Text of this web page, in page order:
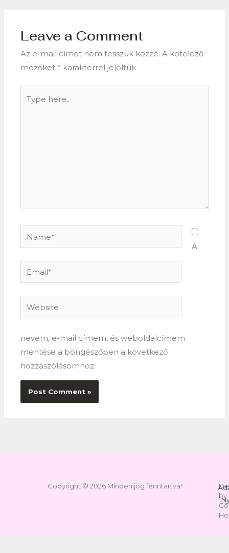
Leave a Comment
Az e-mail címet nem tesszük közzé. A kötelező
mezőket * karakterrel jelöltük
here..
Name*
Email*
Website
A
nevem, e-mail címem, és weboldalcímem
mentése a böngészőben a következő
hozzászólásomhoz.
Copyright © 2026 Minden jog fenntartva!
by